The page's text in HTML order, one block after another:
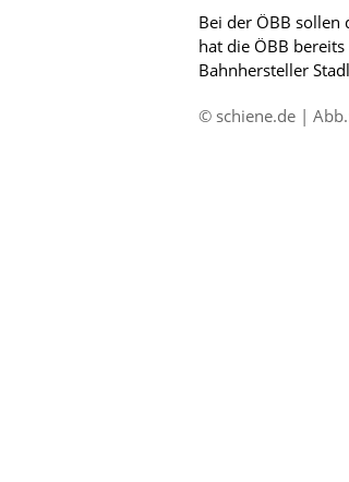
Bei der ÖBB sollen
hat die ÖBB
Bahnhersteller
© schiene.de |